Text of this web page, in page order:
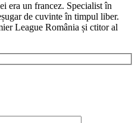
era un francez. Specialist în
de cuvinte în timpul liber.
League România și ctitor al